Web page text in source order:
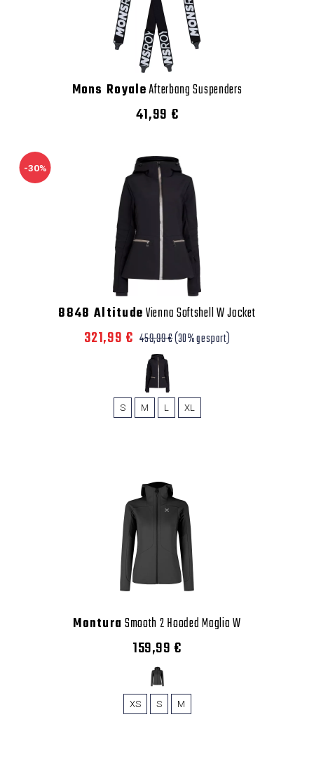
Mons RoyaleAfterbang Suspenders
41,99 €
-30%
8848 AltitudeVienna Softshell W Jacket
321,99 € 459,99 €(30% gespart)
S M L XL
Montura Smooth 2 Hooded Maglia W
159,99 €
XS S M